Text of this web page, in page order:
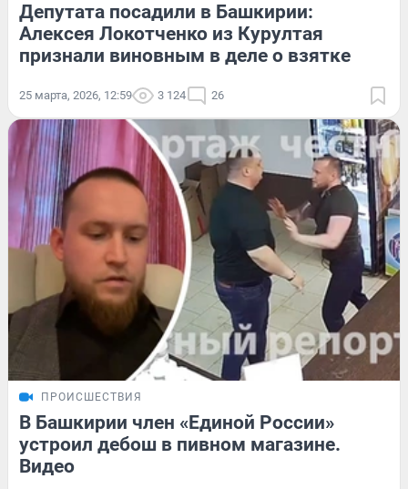
Депутата посадили в Башкирии:
Алексея Локотченко из Курултая
признали виновным в деле о взятке
25 марта, 2026, 12:59 3 124 26
ПРОИСШЕСТВИЯ
В Башкирии член «Единой России»
устроил дебош в пивном магазине.
Видео